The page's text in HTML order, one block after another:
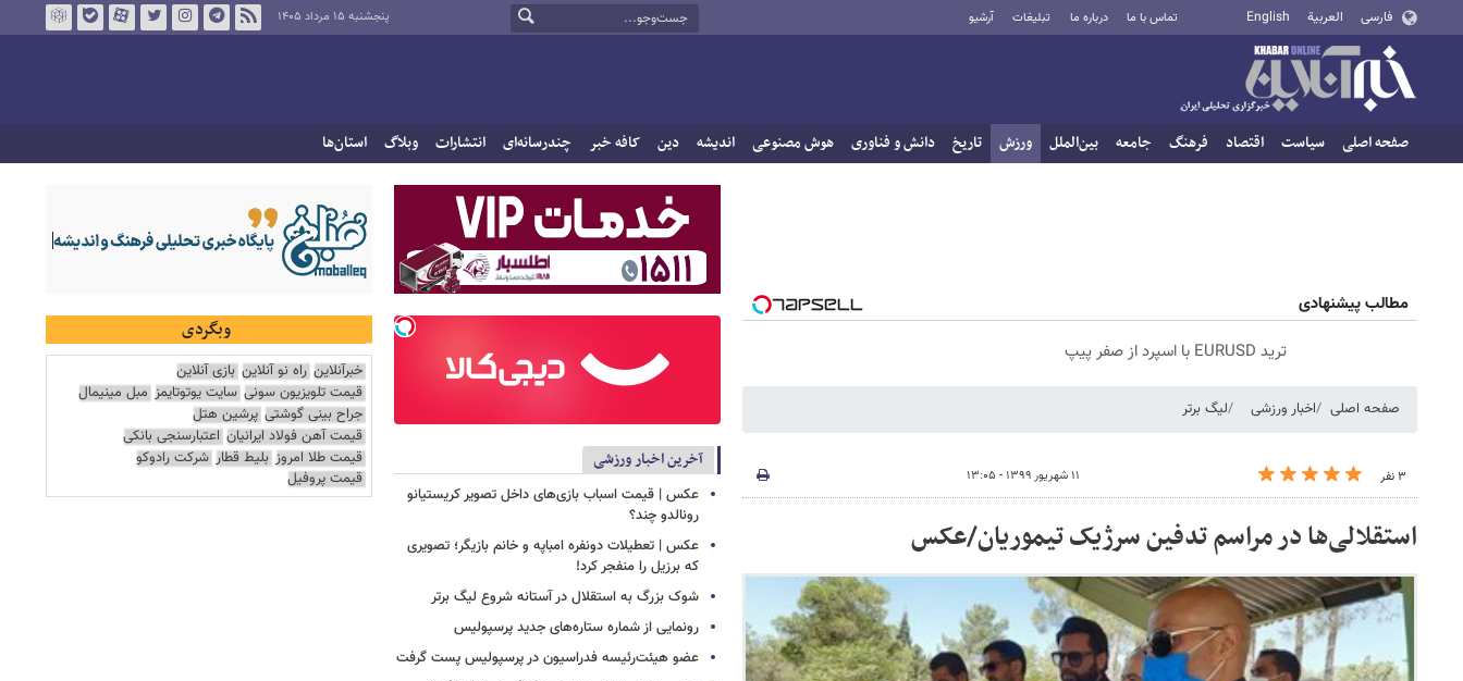
فارسی العربية English تماس با ما درباره ما تبلیغات آرشیو پنجشنبه ۱۵ مرداد ۱۴۰۵
صفحه اصلی سیاست اقتصاد فرهنگ جامعه بین‌الملل ورزش تاریخ دانش و فناوری هوش مصنوعی اندیشه دین کافه خبر چندرسانه‌ای انتشارات وبلاگ استان‌ها
مطالب پیشنهادی
ترید EURUSD با اسپرد از صفر پیپ
صفحه اصلی اخبار ورزشی لیگ برتر
۳ نفر ۱۱ شهریور ۱۳۹۹ - ۱۳:۰۵
استقلالی‌ها در مراسم تدفین سرژیک تیموریان/عکس
آخرین اخبار ورزشی
عکس | قیمت اسباب بازی‌های داخل تصویر کریستیانو
رونالدو چند؟
عکس | تعطیلات دونفره امباپه و خانم بازیگر؛ تصویری
که برزیل را منفجر کرد!
شوک بزرگ به استقلال در آستانه شروع لیگ برتر
رونمایی از شماره ستاره‌های جدید پرسپولیس
عضو هیئت‌رئیسه فدراسیون در پرسپولیس پست گرفت
وبگردی
خبرآنلاین راه نو آنلاین بازی آنلاین
قیمت تلویزیون سونی سایت یوتوتایمز مبل مینیمال
جراح بینی گوشتی پرشین هتل
قیمت آهن فولاد ایرانیان اعتبارسنجی بانکی
قیمت طلا امروز بلیط قطار شرکت رادوکو
قیمت پروفیل